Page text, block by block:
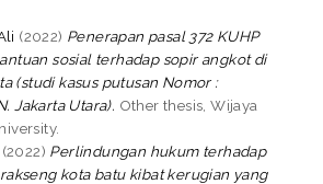
(2022) Penerapan pasal 372 KUHP
sosial terhadap sopir angkot di
(studi kasus putusan Nomor :
Jakarta Utara). Other thesis, Wijaya
(2022) Perlindungan hukum terhadap
kota batu kibat kerugian yang